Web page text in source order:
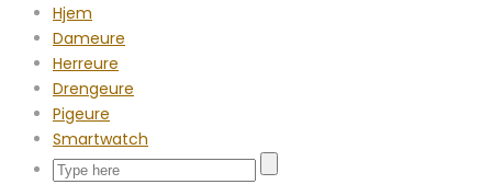
Hjem
Dameure
Herreure
Drengeure
Pigeure
Smartwatch